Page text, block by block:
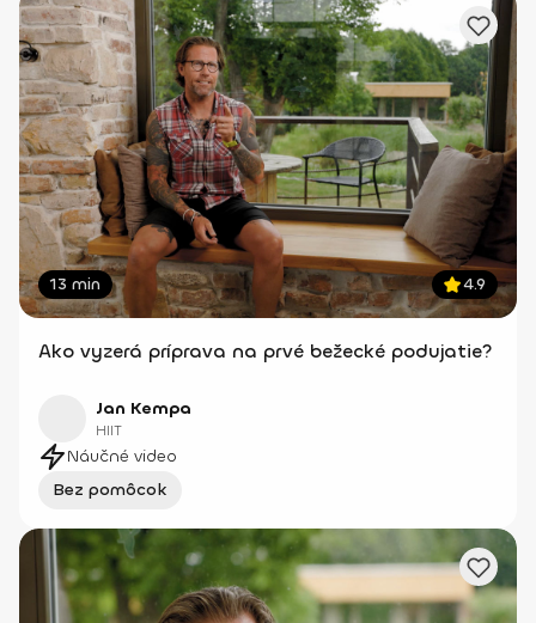
13 min 4.9
Ako vyzerá príprava na prvé bežecké podujatie?
Jan Kempa
HIIT
Náučné video
Bez pomôcok